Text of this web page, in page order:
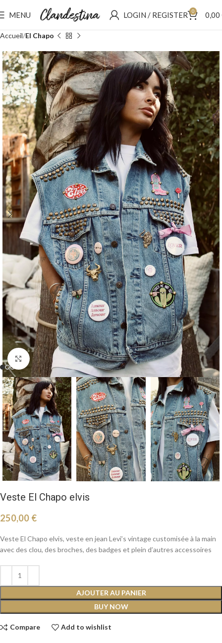
MENU LOGIN / REGISTER 0 0,00
Accueil El Chapo
Click to enlarge
Veste El Chapo elvis
250,00 €
Veste El Chapo elvis, veste en jean Levi’s vintage customisée à la main
avec des clou, des broches, des badges et plein d’autres accessoires
AJOUTER AU PANIER
BUY NOW
Compare Add to wishlist